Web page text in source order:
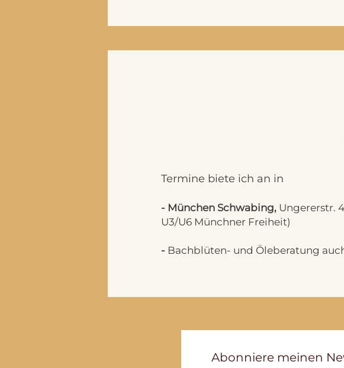
Termine biete ich an in
- München Schwabing, Ungererstr.
U3/U6 Münchner Freiheit)
- Bachblüten- und Öleberatung
Abonniere meinen